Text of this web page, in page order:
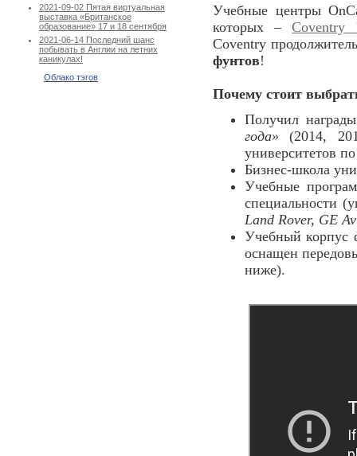
2021-09-02 Пятая виртуальная
выставка «Британское
образование» 17 и 18 сентября
2021-06-14 Последний шанс
побывать в Англии на летних
каникулах!
Облако тэгов
Учебные центры
которых –Coventry
Coventry
фунтов!
Почему стоит
Получил
года» (2014,
университетов
Бизнес-школа
Учебные
специальности
Land Rover, GE
Учебный корпус
оснащен
ниже).